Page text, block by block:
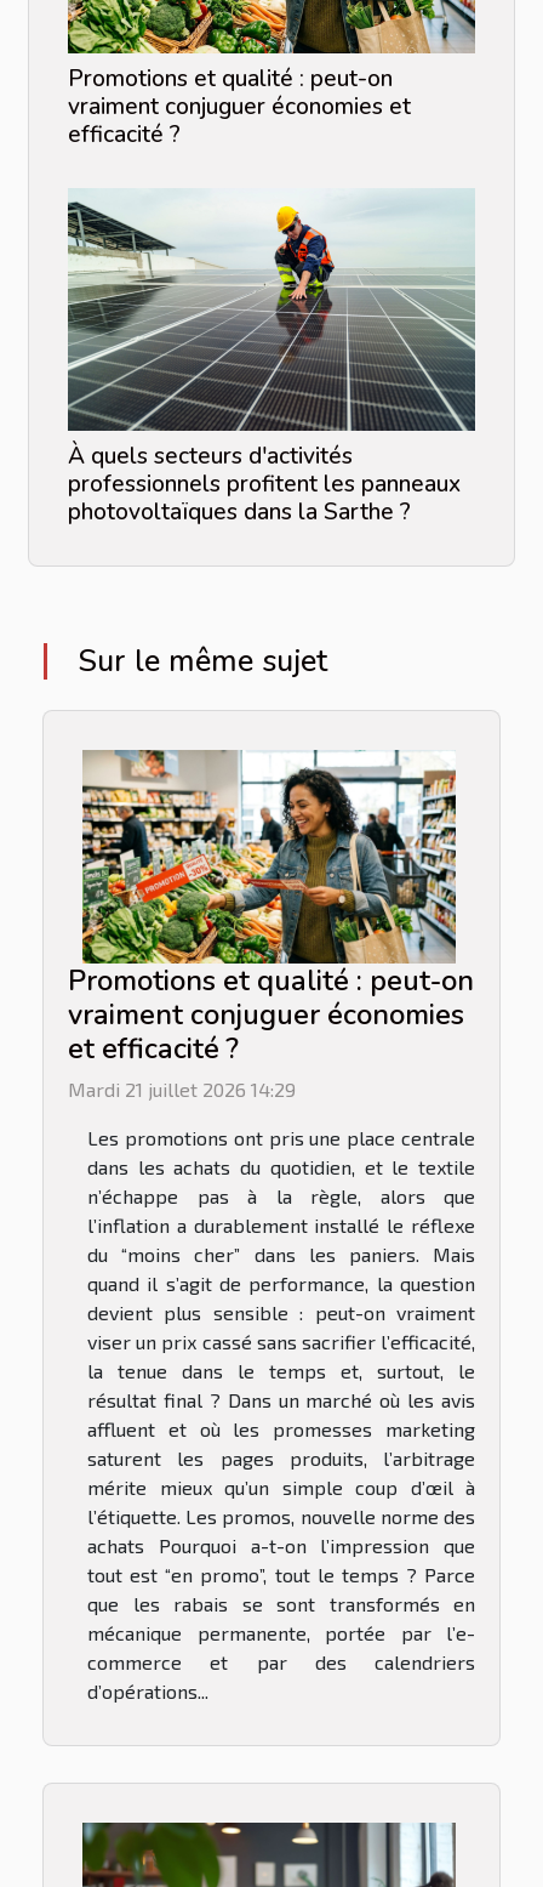
Promotions et qualité : peut-on
vraiment conjuguer économies et
efficacité ?
À quels secteurs d'activités
professionnels profitent les panneaux
photovoltaïques dans la Sarthe ?
Sur le même sujet
Promotions et qualité : peut-on
vraiment conjuguer économies
et efficacité ?
Mardi 21 juillet 2026 14:29
Les promotions ont pris une place centrale
dans les achats du quotidien, et le textile
n’échappe pas à la règle, alors que
l’inflation a durablement installé le réflexe
du “moins cher” dans les paniers. Mais
quand il s’agit de performance, la question
devient plus sensible : peut-on vraiment
viser un prix cassé sans sacrifier l’efficacité,
la tenue dans le temps et, surtout, le
résultat final ? Dans un marché où les avis
affluent et où les promesses marketing
saturent les pages produits, l’arbitrage
mérite mieux qu’un simple coup d’œil à
l’étiquette. Les promos, nouvelle norme des
achats Pourquoi a-t-on l’impression que
tout est “en promo”, tout le temps ? Parce
que les rabais se sont transformés en
mécanique permanente, portée par l’e-
commerce et par des calendriers
d’opérations...